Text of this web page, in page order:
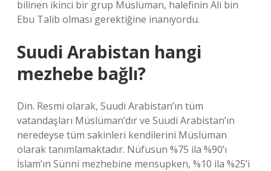
bilinen ikinci bir grup Müslüman, halefinin Ali bin
Ebu Talib olması gerektiğine inanıyordu.
Suudi Arabistan hangi
mezhebe bağlı?
Din. Resmi olarak, Suudi Arabistan’ın tüm
vatandaşları Müslüman’dır ve Suudi Arabistan’ın
neredeyse tüm sakinleri kendilerini Müslüman
olarak tanımlamaktadır. Nüfusun %75 ila %90’ı
İslam’ın Sünni mezhebine mensupken, %10 ila %25’i